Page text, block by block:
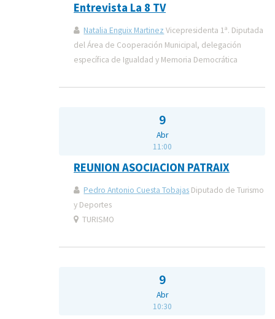
Entrevista La 8 TV
Natalia Enguix Martinez Vicepresidenta 1ª. Diputada
del Área de Cooperación Municipal, delegación
específica de Igualdad y Memoria Democrática
9
Abr
11:00
REUNION ASOCIACION PATRAIX
Pedro Antonio Cuesta Tobajas Diputado de Turismo
y Deportes
TURISMO
9
Abr
10:30